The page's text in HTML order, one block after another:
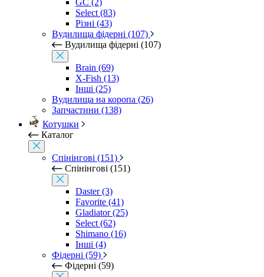
GC (2)
Select (83)
Різні (43)
Вудилища фідерні (107)
Вудилища фідерні (107)
Brain (69)
X-Fish (13)
Інші (25)
Вудилища на коропа (26)
Запчастини (138)
Котушки
Каталог
Спінінгові (151)
Спінінгові (151)
Daster (3)
Favorite (41)
Gladiator (25)
Select (62)
Shimano (16)
Інші (4)
Фідерні (59)
Фідерні (59)